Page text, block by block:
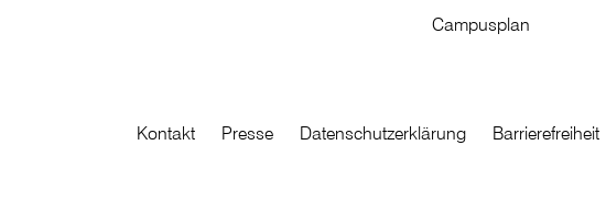
Campusplan
Kontakt Presse Datenschutzerklärung Barrierefreiheit